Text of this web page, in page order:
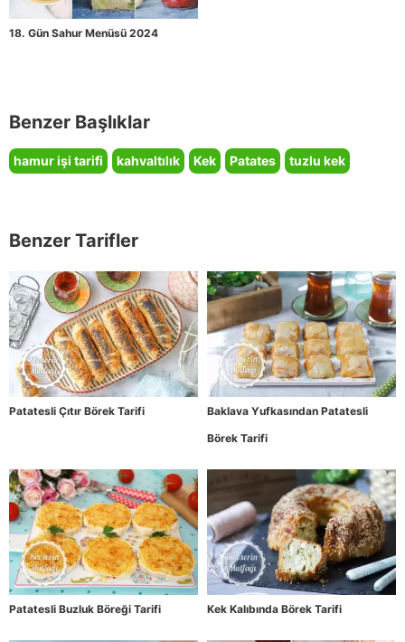
18. Gün Sahur Menüsü 2024
Benzer Başlıklar
hamur işi tarifi kahvaltılık Kek Patates tuzlu kek
Benzer Tarifler
Patatesli Çıtır Börek Tarifi
Baklava Yufkasından Patatesli
Börek Tarifi
Patatesli Buzluk Böreği Tarifi Kek Kalıbında Börek Tarifi